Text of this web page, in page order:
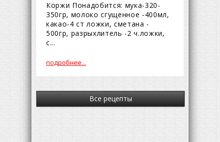
Коржи Понадобится: мука-320-
350гр, молоко сгущенное -400мл,
какао-4 ст ложки, сметана -
500гр, разрыхлитель -2 ч.ложки,
с...
подробнее...
Все рецепты